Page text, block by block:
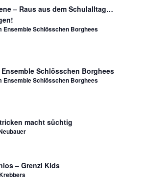
– Raus aus dem Schulalltag…
Ensemble Schlösschen Borghees
Ensemble Schlösschen Borghees
Ensemble Schlösschen Borghees
macht süchtig
– Grenzi Kids